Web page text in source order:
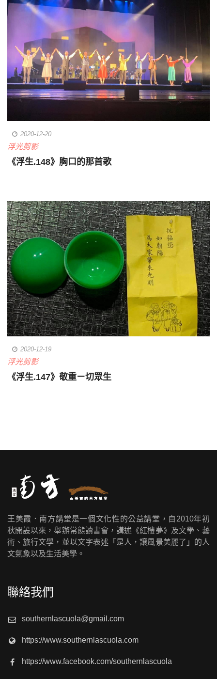
2020-12-20
浮光剪影
《浮生.148》胸口的那首歌
2020-12-19
浮光剪影
《浮生.147》敬重ㄧ切眾生
王美霞．南方講堂是一個文化性的公益講堂，自2010年初
秋開設以來，舉辦常態讀書會，講述《紅樓夢》及文學、藝
術、旅行文學，並以文字表述「是人，讓風景美麗了」的人
文氣象以及生活美學。
聯絡我們
southernlascuola@gmail.com
https://www.southernlascuola.com
https://www.facebook.com/southernlascuola